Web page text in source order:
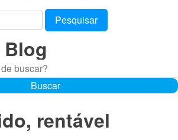
Buscar
rentável